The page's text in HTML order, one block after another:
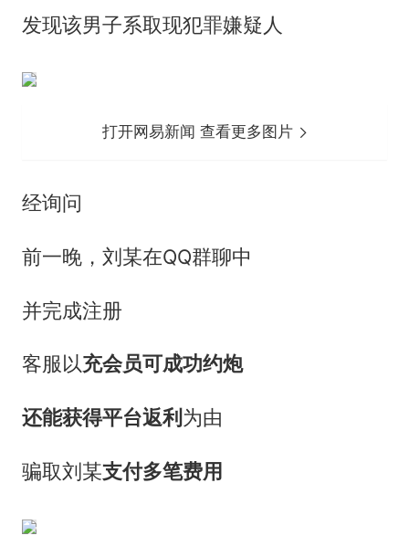
发现该男子系取现犯罪嫌疑人
打开网易新闻 查看更多图片
经询问
前一晚，刘某在QQ群聊中
并完成注册
客服以充会员可成功约炮
还能获得平台返利 为由
骗取刘某支付多笔费用